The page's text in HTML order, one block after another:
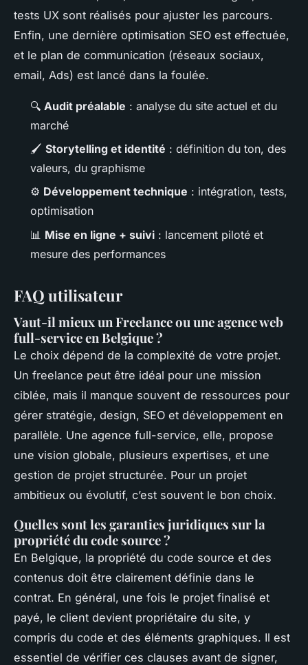
tests UX sont réalisés pour ajuster les parcours.
Enfin, une dernière optimisation SEO est effectuée,
et le plan de communication (réseaux sociaux,
email, Ads) est lancé dans la foulée.
🔍 Audit préalable : analyse du site actuel et du
marché
🖌️ Storytelling et identité : définition du ton, des
valeurs, du graphisme
⚙️ Développement technique : intégration, tests,
optimisation
📊 Mise en ligne + suivi : lancement piloté et
mesure des performances
FAQ utilisateur
Vaut-il mieux un Freelance ou une agence web
full-service en Belgique ?
Le choix dépend de la complexité de votre projet.
Un freelance peut être idéal pour une mission
ciblée, mais il manque souvent de ressources pour
gérer stratégie, design, SEO et développement en
parallèle. Une agence full-service, elle, propose
une vision globale, plusieurs expertises, et une
gestion de projet structurée. Pour un projet
ambitieux ou évolutif, c’est souvent le bon choix.
Quelles sont les garanties juridiques sur la
propriété du code source ?
En Belgique, la propriété du code source et des
contenus doit être clairement définie dans le
contrat. En général, une fois le projet finalisé et
payé, le client devient propriétaire du site, y
compris du code et des éléments graphiques. Il est
essentiel de vérifier ces clauses avant de signer,